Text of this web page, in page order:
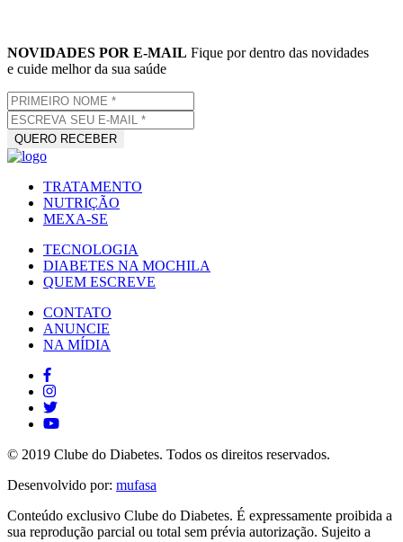
NOVIDADES POR E-MAIL Fique por dentro das novidades
e cuide melhor da sua saúde
TRATAMENTO
NUTRIÇÃO
MEXA-SE
TECNOLOGIA
DIABETES NA MOCHILA
QUEM ESCREVE
CONTATO
ANUNCIE
NA MÍDIA
© 2019 Clube do Diabetes. Todos os direitos reservados.
Desenvolvido por: mufasa
Conteúdo exclusivo Clube do Diabetes. É expressamente proibida a
sua reprodução parcial ou total sem prévia autorização. Sujeito a